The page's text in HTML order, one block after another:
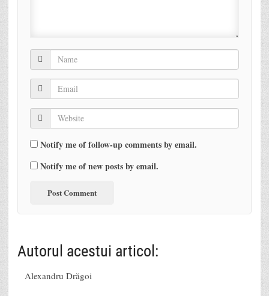
Notify me of follow-up comments by email.
Notify me of new posts by email.
Autorul acestui articol:
Alexandru Drăgoi